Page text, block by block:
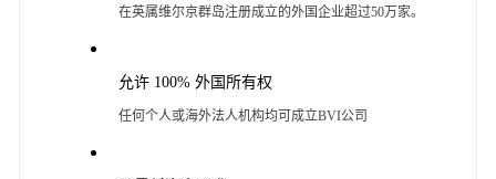
在英属维尔京群岛注册成立的外国企业超过50万家。
允许 100% 外国所有权
任何个人或海外法人机构均可成立BVI公司